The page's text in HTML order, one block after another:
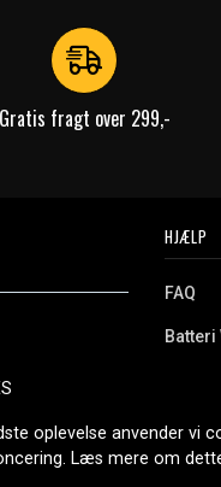
Gratis fragt over 299,-
Vi tilbyder et
og meget
siden
HJÆLP
FAQ
Batteri
oplevelse anvender vi
Læs mere om